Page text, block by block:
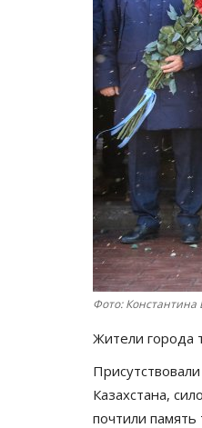
Фото: Константина
Жители города
Казахстана,
почтили